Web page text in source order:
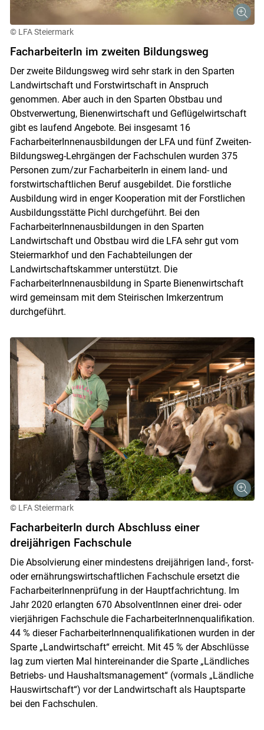
Skip to main content
© LFA Steiermark
FacharbeiterIn im zweiten Bildungsweg
Der zweite Bildungsweg wird sehr stark in den Sparten
Landwirtschaft und Forstwirtschaft in Anspruch
genommen. Aber auch in den Sparten Obstbau und
Obstverwertung, Bienenwirtschaft und Geflügelwirtschaft
gibt es laufend Angebote. Bei insgesamt 16
FacharbeiterInnenausbildungen der LFA und fünf Zweiten-
Bildungsweg-Lehrgängen der Fachschulen wurden 375
Personen zum/zur FacharbeiterIn in einem land- und
forstwirtschaftlichen Beruf ausgebildet. Die forstliche
Ausbildung wird in enger Kooperation mit der Forstlichen
Ausbildungsstätte Pichl durchgeführt. Bei den
FacharbeiterInnenausbildungen in den Sparten
Landwirtschaft und Obstbau wird die LFA sehr gut vom
Steiermarkhof und den Fachabteilungen der
Landwirtschaftskammer unterstützt. Die
FacharbeiterInnenausbildung in Sparte Bienenwirtschaft
wird gemeinsam mit dem Steirischen Imkerzentrum
durchgeführt.
© LFA Steiermark
FacharbeiterIn durch Abschluss einer
dreijährigen Fachschule
Die Absolvierung einer mindestens dreijährigen land-, forst-
oder ernährungswirtschaftlichen Fachschule ersetzt die
FacharbeiterInnenprüfung in der Hauptfachrichtung. Im
Jahr 2020 erlangten 670 AbsolventInnen einer drei- oder
vierjährigen Fachschule die FacharbeiterInnenqualifikation.
44 % dieser FacharbeiterInnenqualifikationen wurden in der
Sparte „Landwirtschaft“ erreicht. Mit 45 % der Abschlüsse
lag zum vierten Mal hintereinander die Sparte „Ländliches
Betriebs- und Haushaltsmanagement“ (vormals „Ländliche
Hauswirtschaft“) vor der Landwirtschaft als Hauptsparte
bei den Fachschulen.